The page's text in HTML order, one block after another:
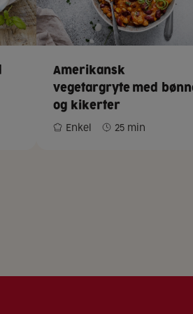
Amerikansk
vegetargryte med
og kikerter
Enkel
25 min